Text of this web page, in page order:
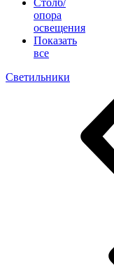
Столб/
опора
освещения
Показать
все
Светильники